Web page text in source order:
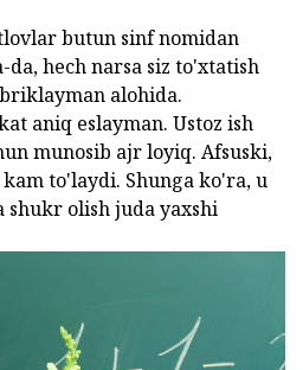
butun sinf nomidan
hech narsa siz to'xtatish
alohida.
aniq eslayman. Ustoz ish
munosib ajr loyiq. Afsuski,
to'laydi. Shunga ko'ra, u
olish juda yaxshi